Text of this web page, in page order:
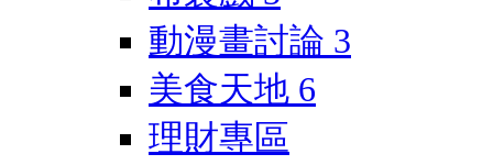
動漫畫討論 3
美食天地 6
理財專區